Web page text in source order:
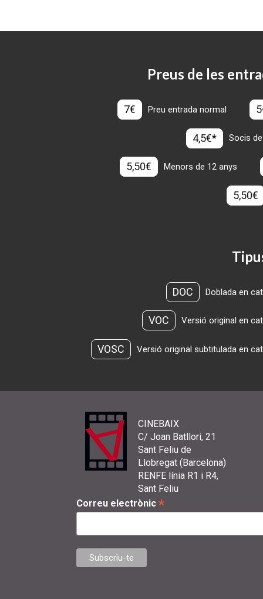
Preus de les
7€ Preu entrada normal
4,5€* Socis
5,50€ Menors de 12 anys
5,50€
DOC Doblada en
VOC Versió original en
VOSC Versió original subtitulada en
CINEBAIX
C/ Joan Batllori, 21
Sant Feliu de
Llobregat (Barcelona)
RENFE línia R1 i R4,
Sant Feliu
Correu electrònic *